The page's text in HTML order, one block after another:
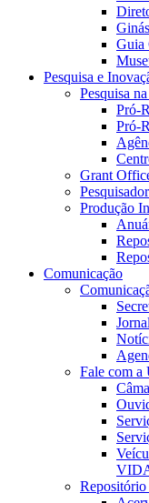
Guia
Pesquisa e
Pesquisa
Pró-
Pró-
Grant
Produção
Comunicação
Fale com a